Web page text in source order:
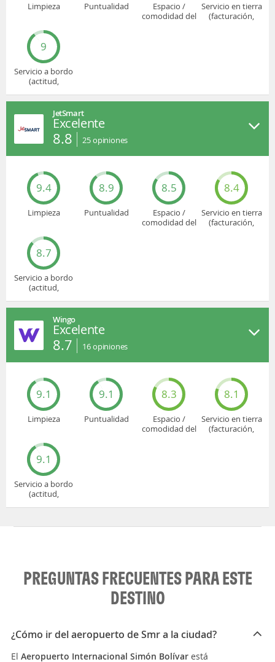
Limpieza Puntualidad
Espacio /
comodidad del
Servicio en tierra
(facturación,
9
Servicio a bordo
(actitud,
JetSmart
Excelente
8.8 25opiniones
9.4
Limpieza
8.9
Puntualidad
8.5
Espacio /
comodidad del
8.4
Servicio en tierra
(facturación,
8.7
Servicio a bordo
(actitud,
Wingo
Excelente
8.7 16opiniones
9.1
Limpieza
9.1
Puntualidad
8.3
Espacio /
comodidad del
8.1
Servicio en tierra
(facturación,
9.1
Servicio a bordo
(actitud,
PREGUNTAS FRECUENTES PARA ESTE
DESTINO
¿Cómo ir del aeropuerto de Smr a la ciudad?
El Aeropuerto Internacional Simón Bolívar está